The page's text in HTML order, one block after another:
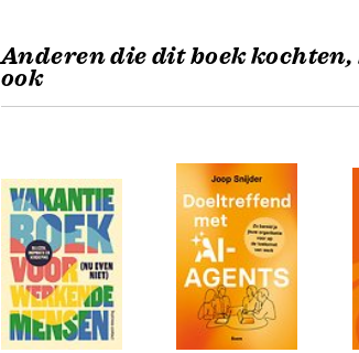
Anderen die dit boek
ook